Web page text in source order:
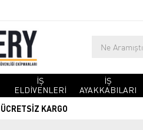
İŞ
ELDİVENLERİ
İŞ
AYAKKABILARI
ÜCRETSİZ KARGO